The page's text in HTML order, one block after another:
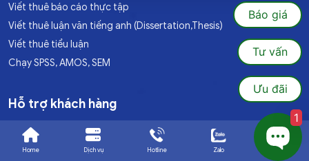
Viết thuê báo cáo thực tập
Viết thuê luận văn tiếng anh (Dissertation,Thesis)
Viết thuê tiểu luận
Chạy SPSS, AMOS, SEM
Hỗ trợ khách hàng
Chính sách bảo hành
Chính sách bảo mật
Home Dịch vụ Hotline Zalo Ưu đãi
Báo giá
Tư vấn
Ưu đãi
1